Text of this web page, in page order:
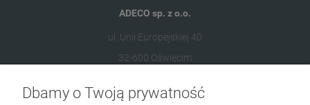
ADECO sp. z o.o.
ul. Unii Europejskiej 40
32-600 Oświęcim
573 569 400
Dbamy o Twoją prywatność